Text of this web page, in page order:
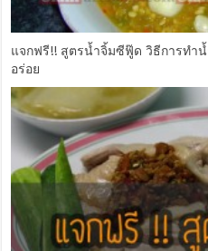
แจกฟรี!! สูตรน้ำจิ้มซีฟู๊ด วิธีการทำ
อร่อย